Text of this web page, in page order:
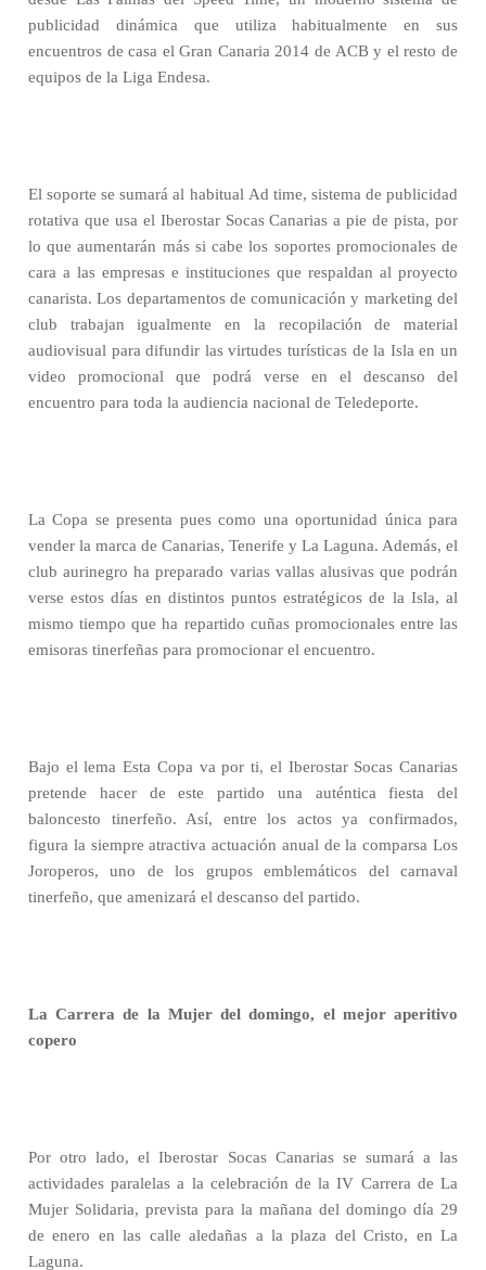
publicidad dinámica que utiliza habitualmente en sus
encuentros de casa el Gran Canaria 2014 de ACB y el resto de
equipos de la Liga Endesa.
El soporte se sumará al habitual Ad time, sistema de publicidad
rotativa que usa el Iberostar Socas Canarias a pie de pista, por
lo que aumentarán más si cabe los soportes promocionales de
cara a las empresas e instituciones que respaldan al proyecto
canarista. Los departamentos de comunicación y marketing del
club trabajan igualmente en la recopilación de material
audiovisual para difundir las virtudes turísticas de la Isla en un
video promocional que podrá verse en el descanso del
encuentro para toda la audiencia nacional de Teledeporte.
La Copa se presenta pues como una oportunidad única para
vender la marca de Canarias, Tenerife y La Laguna. Además, el
club aurinegro ha preparado varias vallas alusivas que podrán
verse estos días en distintos puntos estratégicos de la Isla, al
mismo tiempo que ha repartido cuñas promocionales entre las
emisoras tinerfeñas para promocionar el encuentro.
Bajo el lema Esta Copa va por ti, el Iberostar Socas Canarias
pretende hacer de este partido una auténtica fiesta del
baloncesto tinerfeño. Así, entre los actos ya confirmados,
figura la siempre atractiva actuación anual de la comparsa Los
Joroperos, uno de los grupos emblemáticos del carnaval
tinerfeño, que amenizará el descanso del partido.
La Carrera de la Mujer del domingo, el mejor aperitivo
copero
Por otro lado, el Iberostar Socas Canarias se sumará a las
actividades paralelas a la celebración de la IV Carrera de La
Mujer Solidaria, prevista para la mañana del domingo día 29
de enero en las calle aledañas a la plaza del Cristo, en La
Laguna.